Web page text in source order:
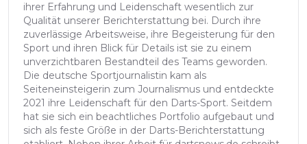
ihrer Erfahrung und Leidenschaft wesentlich zur
Qualität unserer Berichterstattung bei. Durch ihre
zuverlässige Arbeitsweise, ihre Begeisterung für den
Sport und ihren Blick für Details ist sie zu einem
unverzichtbaren Bestandteil des Teams geworden.
Die deutsche Sportjournalistin kam als
Seiteneinsteigerin zum Journalismus und entdeckte
2021 ihre Leidenschaft für den Darts-Sport. Seitdem
hat sie sich ein beachtliches Portfolio aufgebaut und
sich als feste Größe in der Darts-Berichterstattung